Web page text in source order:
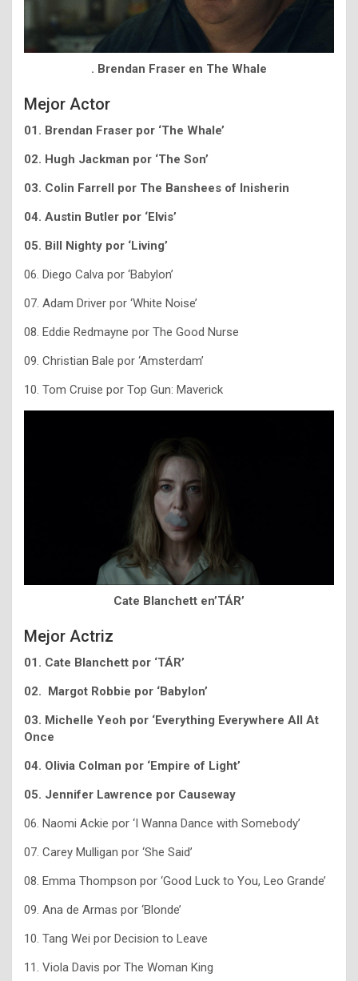
. Brendan Fraser en The Whale
Mejor Actor
01. Brendan Fraser por ‘The Whale’
02. Hugh Jackman por ‘The Son’
03. Colin Farrell por The Banshees of Inisherin
04. Austin Butler por ‘Elvis’
05. Bill Nighty por ‘Living’
06. Diego Calva por ‘Babylon’
07. Adam Driver por ‘White Noise’
08. Eddie Redmayne por The Good Nurse
09. Christian Bale por ‘Amsterdam’
10. Tom Cruise por Top Gun: Maverick
Cate Blanchett en’TÁR’
Mejor Actriz
01. Cate Blanchett por ‘TÁR’
02. Margot Robbie por ‘Babylon’
03. Michelle Yeoh por ‘Everything Everywhere All At
Once
04. Olivia Colman por ‘Empire of Light’
05. Jennifer Lawrence por Causeway
06. Naomi Ackie por ‘I Wanna Dance with Somebody’
07. Carey Mulligan por ‘She Said’
08. Emma Thompson por ‘Good Luck to You, Leo Grande’
09. Ana de Armas por ‘Blonde’
10. Tang Wei por Decision to Leave
11. Viola Davis por The Woman King